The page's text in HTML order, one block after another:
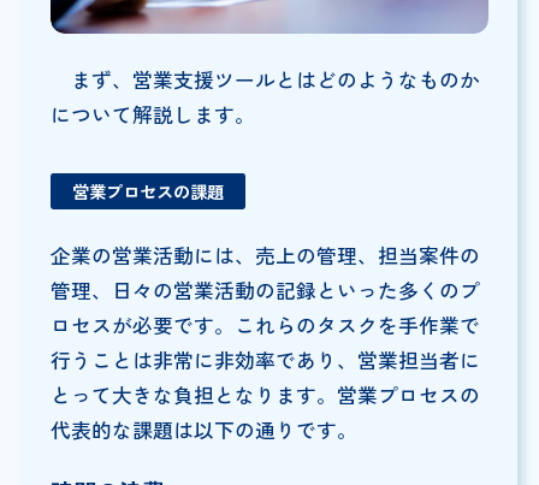
まず、営業支援ツールとはどのようなものか
について解説します。
営業プロセスの課題
企業の営業活動には、売上の管理、担当案件の
管理、日々の営業活動の記録といった多くのプ
ロセスが必要です。これらのタスクを手作業で
行うことは非常に非効率であり、営業担当者に
とって大きな負担となります。営業プロセスの
代表的な課題は以下の通りです。